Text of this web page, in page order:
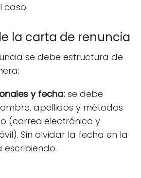
caso.
la carta de renuncia
se debe estructura de
y fecha: se debe
apellidos y métodos
(correo electrónico y
Sin olvidar la fecha en la
escribiendo.